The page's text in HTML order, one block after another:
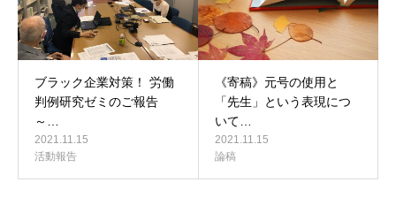
ブラック企業対策！ 労働
判例研究ゼミのご報告
～…
2021.11.15
活動報告
《寄稿》元号の使用と
「先生」という表現につ
いて…
2021.11.15
論稿